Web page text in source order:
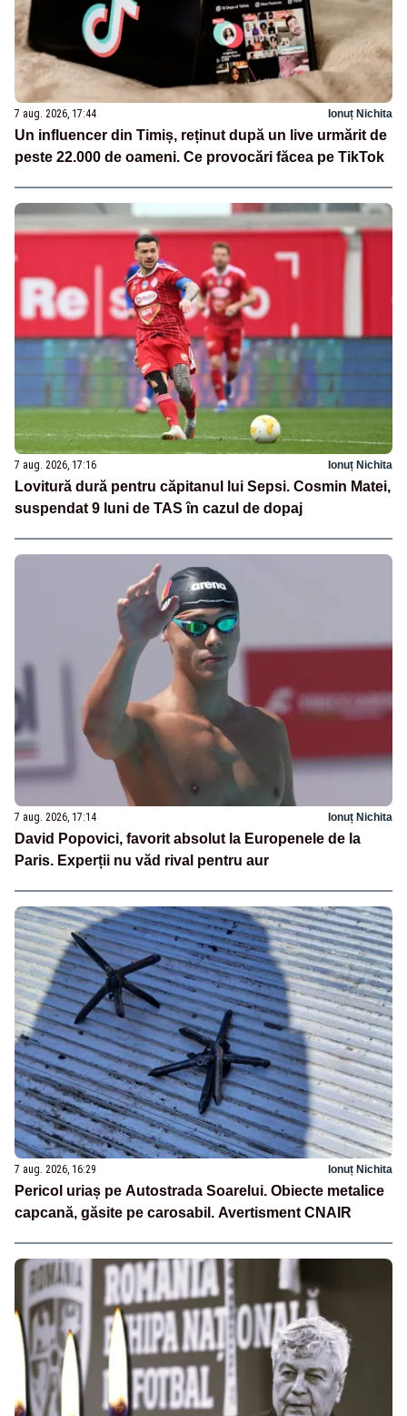
7 aug. 2026, 17:44 Ionuț Nichita
Un influencer din Timiș, reținut după un live urmărit de
peste 22.000 de oameni. Ce provocări făcea pe TikTok
7 aug. 2026, 17:16 Ionuț Nichita
Lovitură dură pentru căpitanul lui Sepsi. Cosmin Matei,
suspendat 9 luni de TAS în cazul de dopaj
7 aug. 2026, 17:14 Ionuț Nichita
David Popovici, favorit absolut la Europenele de la
Paris. Experții nu văd rival pentru aur
7 aug. 2026, 16:29 Ionuț Nichita
Pericol uriaș pe Autostrada Soarelui. Obiecte metalice
capcană, găsite pe carosabil. Avertisment CNAIR